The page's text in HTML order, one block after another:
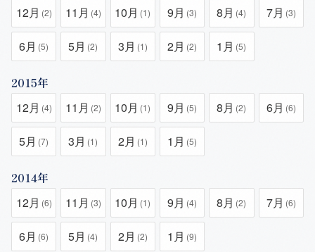
12月 (2) 11月 (4) 10月 (1) 9月 (3) 8月 (4) 7月 (3)
6月 (5) 5月 (2) 3月 (1) 2月 (2) 1月 (5)
2015年
12月 (4) 11月 (2) 10月 (1) 9月 (5) 8月 (2) 6月 (6)
5月 (7) 3月 (1) 2月 (1) 1月 (5)
2014年
12月 (6) 11月 (3) 10月 (1) 9月 (4) 8月 (2) 7月 (6)
6月 (6) 5月 (4) 2月 (2) 1月 (9)